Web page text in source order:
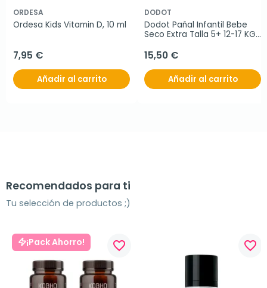
ORDESA
Ordesa Kids Vitamin D, 10 ml
7,95 €
Añadir al carrito
DODOT
Dodot Pañal Infantil Bebe
Seco Extra Talla 5+ 12-17 KG,
15,50 €
Añadir al carrito
Recomendados para ti
Tu selección de productos ;)
¡Pack Ahorro! favorite_border favorite_border